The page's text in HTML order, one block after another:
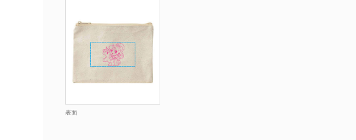
表面